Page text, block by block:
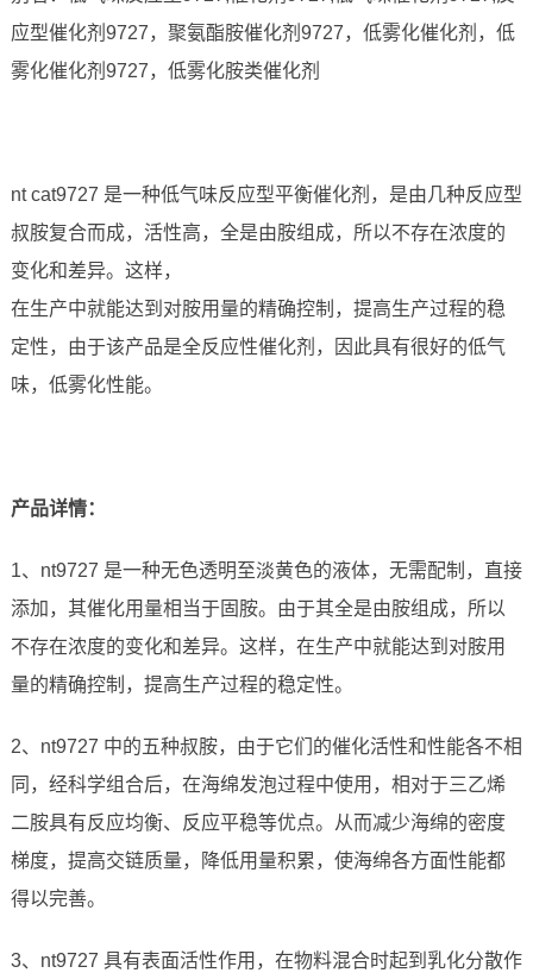
应型催化剂9727，聚氨酯胺催化剂9727，低雾化催化剂，低
雾化催化剂9727，低雾化胺类催化剂
nt cat9727 是一种低气味反应型平衡催化剂，是由几种反应型
叔胺复合而成，活性高，全是由胺组成，所以不存在浓度的
变化和差异。这样，
在生产中就能达到对胺用量的精确控制，提高生产过程的稳
定性，由于该产品是全反应性催化剂，因此具有很好的低气
味，低雾化性能。
产品详情：
1、nt9727 是一种无色透明至淡黄色的液体，无需配制，直接
添加，其催化用量相当于固胺。由于其全是由胺组成，所以
不存在浓度的变化和差异。这样，在生产中就能达到对胺用
量的精确控制，提高生产过程的稳定性。
2、nt9727 中的五种叔胺，由于它们的催化活性和性能各不相
同，经科学组合后，在海绵发泡过程中使用，相对于三乙烯
二胺具有反应均衡、反应平稳等优点。从而减少海绵的密度
梯度，提高交链质量，降低用量积累，使海绵各方面性能都
得以完善。
3、nt9727 具有表面活性作用，在物料混合时起到乳化分散作